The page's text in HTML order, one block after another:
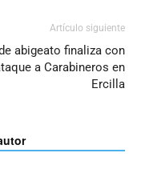
Artículo siguiente
abigeato finaliza con
a Carabineros en
Ercilla